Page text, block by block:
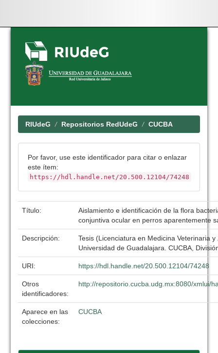
Skip
navigation
RIUdeG Repositorios RedUdeG CUCBA
Por favor, use este identificador para citar o enlazar
este ítem:
https://hdl.handle.net/20.500.12104/74248
Título:
Aislamiento e identificación de la flora
conjuntiva ocular en perros aparentemente
Descripción:
Tesis (Licenciatura en Medicina Veterinaria
Universidad de Guadalajara. CUCBA,
URI: https://hdl.handle.net/20.500.12104/74248
Otros
identificadores:
http://repositorio.cucba.udg.mx:8080/xmlui/
Aparece en las
colecciones:
CUCBA